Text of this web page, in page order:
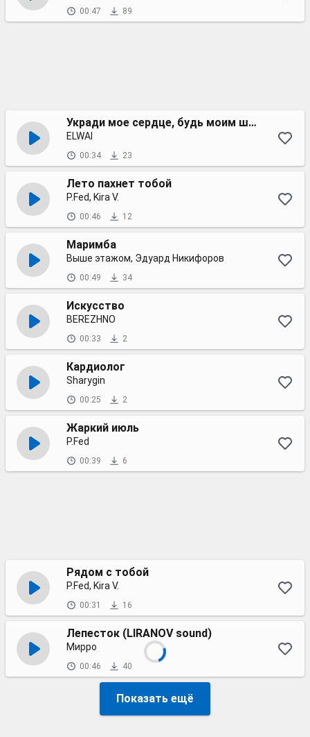
00:47 89
Укради мое сердце, будь моим шейхом
ELWAI
00:34 23
Лето пахнет тобой
P.Fed, Kira V.
00:46 12
Маримба
Выше этажом, Эдуард Никифоров
00:49 34
Искусство
BEREZHNO
00:33 2
Кардиолог
Sharygin
00:25 2
Жаркий июль
P.Fed
00:39 6
Рядом с тобой
P.Fed, Kira V.
00:31 16
Лепесток (LIRANOV sound)
Мирро
00:46 40
Показать ещё